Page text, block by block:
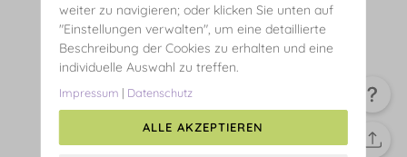
weiter zu navigieren; oder klicken Sie unten auf
"Einstellungen verwalten", um eine detaillierte
Beschreibung der Cookies zu erhalten und eine
individuelle Auswahl zu treffen.
Impressum | Datenschutz
ALLE AKZEPTIEREN